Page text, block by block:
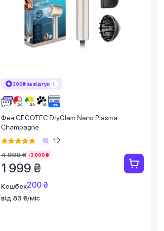
300₴ за відгук
Фен CECOTEC DryGlam Nano Plasma
Champagne
12
4 999 ₴ -3 000 ₴
1 999 ₴
Кешбек200 ₴
від 83 ₴/міс